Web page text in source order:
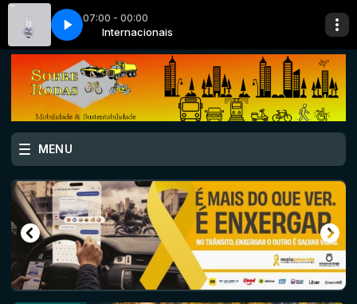
07:00 - 00:00
Internacionais
[NCS Release] sakuracloud - miffy cafe [NCS Release]
MENU